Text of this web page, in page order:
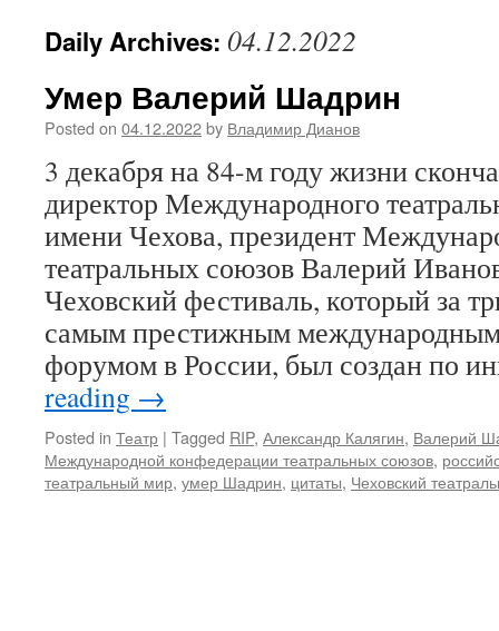
Daily Archives: 04.12.2022
Умер Валерий Шадрин
Posted on 04.12.2022by Владимир Дианов
3 декабря на 84-м году жизни
директор Международного
имени Чехова, президент
театральных союзов Валерий
Чеховский фестиваль, который за
самым престижным
форумом в России, был создан по
reading →
Posted in Театр | Tagged RIP, Александр Калягин, Валерий
Международной конфедерации театральных союзов,
театральный мир, умер Шадрин, цитаты, Чеховский